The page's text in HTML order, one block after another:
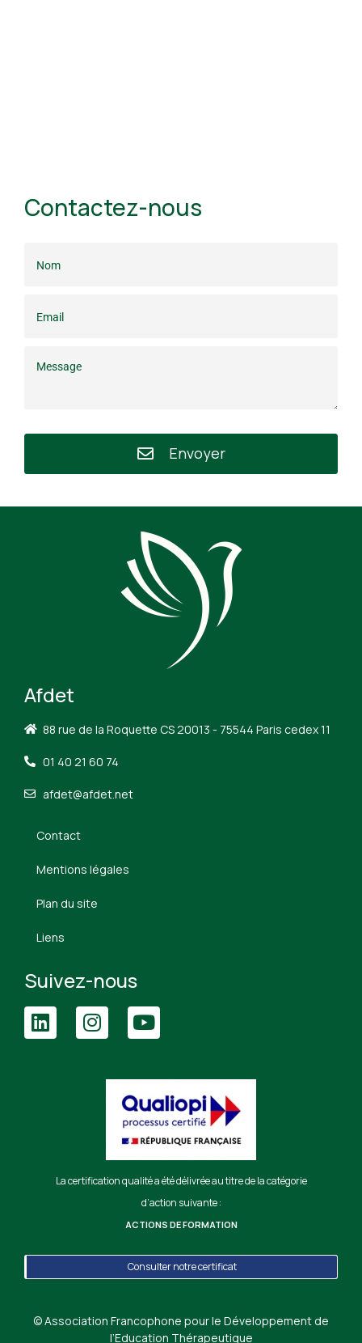
Contactez-nous
Envoyer
Afdet
88 rue de la Roquette CS 20013 - 75544 Paris cedex 11
01 40 21 60 74
afdet@afdet.net
Contact
Mentions légales
Plan du site
Liens
Suivez-nous
La certification qualité a été délivrée au titre de la catégorie
d’action suivante :
ACTIONS DE FORMATION
Consulter notre certificat
© Association Francophone pour le Développement de
l’Education Thérapeutique